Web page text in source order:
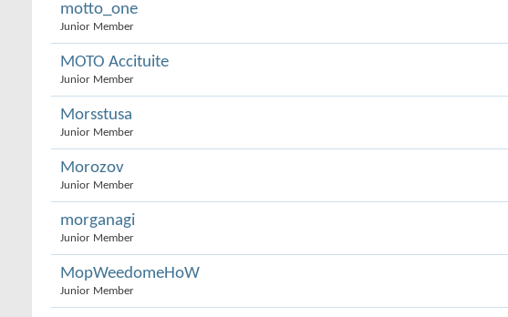
motto_one
Junior Member
MOTO Accituite
Junior Member
Morsstusa
Junior Member
Morozov
Junior Member
morganagi
Junior Member
MopWeedomeHoW
Junior Member